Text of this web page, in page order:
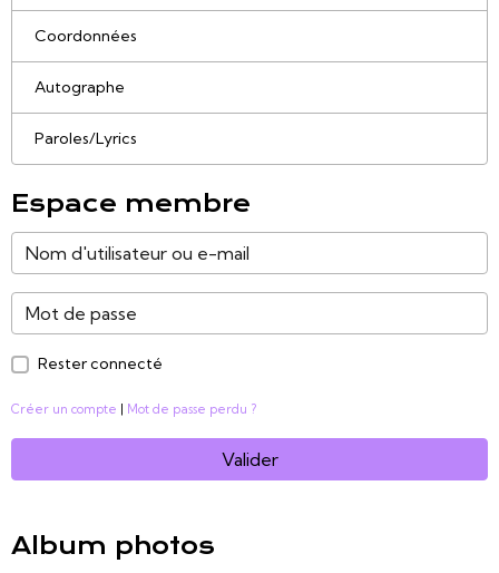
Coordonnées
Autographe
Paroles/Lyrics
Espace membre
Rester connecté
Créer un compte Mot de passe perdu ?
Valider
Album photos